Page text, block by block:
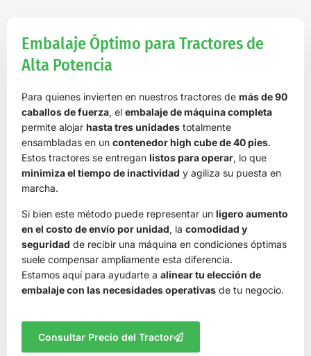
Embalaje Óptimo para Tractores de
Alta Potencia
Para quienes invierten en nuestros tractores de más de 90
caballos de fuerza, el embalaje de máquina completa
permite alojar hasta tres unidades totalmente
ensambladas en un contenedor high cube de 40 pies.
Estos tractores se entregan listos para operar, lo que
minimiza el tiempo de inactividad y agiliza su puesta en
marcha.
Si bien este método puede representar un ligero aumento
en el costo de envío por unidad, la comodidad y
seguridad de recibir una máquina en condiciones óptimas
suele compensar ampliamente esta diferencia.
Estamos aquí para ayudarte a alinear tu elección de
embalaje con las necesidades operativas de tu negocio.
Consultar Precio del Tractor